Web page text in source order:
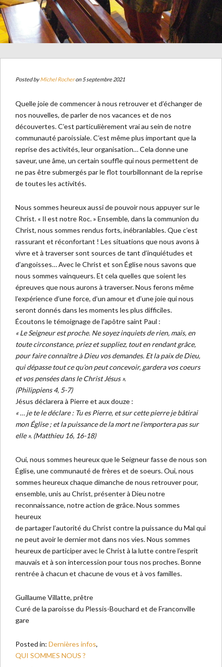
Posted byMichel Rocheron 5 septembre 2021
Quelle joie de commencer à nous retrouver et d’échanger de
nos nouvelles, de parler de nos vacances et de nos
découvertes. C’est particulièrement vrai au sein de notre
communauté paroissiale. C’est même plus important que la
reprise des activités, leur organisation… Cela donne une
saveur, une âme, un certain souffle qui nous permettent de
ne pas être submergés par le flot tourbillonnant de la reprise
de toutes les activités.
Nous sommes heureux aussi de pouvoir nous appuyer sur le
Christ. « Il est notre Roc. » Ensemble, dans la communion du
Christ, nous sommes rendus forts, inébranlables. Que c’est
rassurant et réconfortant ! Les situations que nous avons à
vivre et à traverser sont sources de tant d’inquiétudes et
d’angoisses… Avec le Christ et son Église nous savons que
nous sommes vainqueurs. Et cela quelles que soient les
épreuves que nous aurons à traverser. Nous ferons même
l’expérience d’une force, d’un amour et d’une joie qui nous
seront donnés dans les moments les plus difficiles.
Écoutons le témoignage de l’apôtre saint Paul :
« Le Seigneur est proche. Ne soyez inquiets de rien, mais, en
toute circonstance, priez et suppliez, tout en rendant grâce,
pour faire connaître à Dieu vos demandes. Et la paix de Dieu,
qui dépasse tout ce qu’on peut concevoir, gardera vos coeurs
et vos pensées dans le Christ Jésus ».
(Philippiens 4, 5-7)
Jésus déclarera à Pierre et aux douze :
« … je te le déclare : Tu es Pierre, et sur cette pierre je bâtirai
mon Église ; et la puissance de la mort ne l’emportera pas sur
elle ». (Matthieu 16, 16-18)
Oui, nous sommes heureux que le Seigneur fasse de nous son
Église, une communauté de frères et de soeurs. Oui, nous
sommes heureux chaque dimanche de nous retrouver pour,
ensemble, unis au Christ, présenter à Dieu notre
reconnaissance, notre action de grâce. Nous sommes
heureux
de partager l’autorité du Christ contre la puissance du Mal qui
ne peut avoir le dernier mot dans nos vies. Nous sommes
heureux de participer avec le Christ à la lutte contre l’esprit
mauvais et à son intercession pour tous nos proches. Bonne
rentrée à chacun et chacune de vous et à vos familles.
Guillaume Villatte, prêtre
Curé de la paroisse du Plessis-Bouchard et de Franconville
gare
Posted in: Dernières infos,
QUI SOMMES NOUS ?